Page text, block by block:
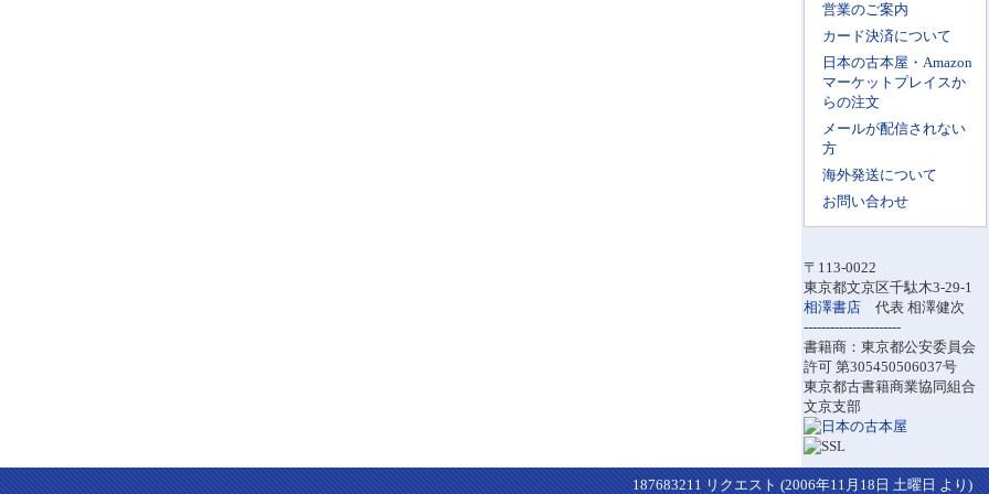
営業のご案内
カード決済について
日本の古本屋・Amazon
マーケットプレイスか
らの注文
メールが配信されない
方
海外発送について
お問い合わせ
〒113-0022
東京都文京区千駄木3-29-1
相澤書店 代表 相澤健次
----------------------
書籍商：東京都公安委員会
許可 第305450506037号
東京都古書籍商業協同組合
文京支部
187683211 リクエスト (2006年11月18日 土曜日 より)